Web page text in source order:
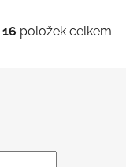
O
16 položek celkem